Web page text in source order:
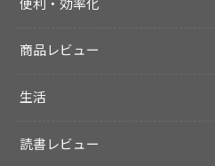
便利・効率化
商品レビュー
生活
読書レビュー